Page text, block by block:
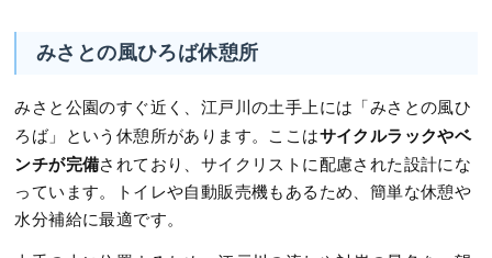
みさとの風ひろば休憩所
みさと公園のすぐ近く、江戸川の土手上には「みさとの風ひ
ろば」という休憩所があります。ここはサイクルラックやベ
ンチが完備されており、サイクリストに配慮された設計にな
っています。トイレや自動販売機もあるため、簡単な休憩や
水分補給に最適です。